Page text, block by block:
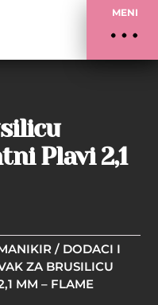
MENI
Plavi 2,1
/ DODACI I
ZA BRUSILICU
MM – FLAME